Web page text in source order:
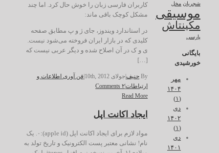
کاربران فارسی زبان را خوش حال کرد. اما چند
مشکل کوچک باقی ماند:
در استاندارد ویندوز، جای ژ و پ مطابق صفحه
کلیدی که در بازار ایران فروخته می‌شود نیست.
ی و ک در آن اصلاح شده و دیگر عربی نیست که
[…]
By حنیف|جولای 10th, 2012 |فن آوری اطلاعات و
ارتباطات|۲ Comments
Read More
ایجاد اکانت اپل
مواد لازم برای ایجاد اکانت اپل (apple id):۰. یک
نام! نشانی معتبر پست الکترونیک و تاریخ تولد به
شجریان مخل
موسیقی
مکینتاش
پارسی
بایگانی
خورشیدی
مهر
۱۴۰۴
(۱)
دی
۱۴۰۲
(۱)
دی
۱۴۰۱